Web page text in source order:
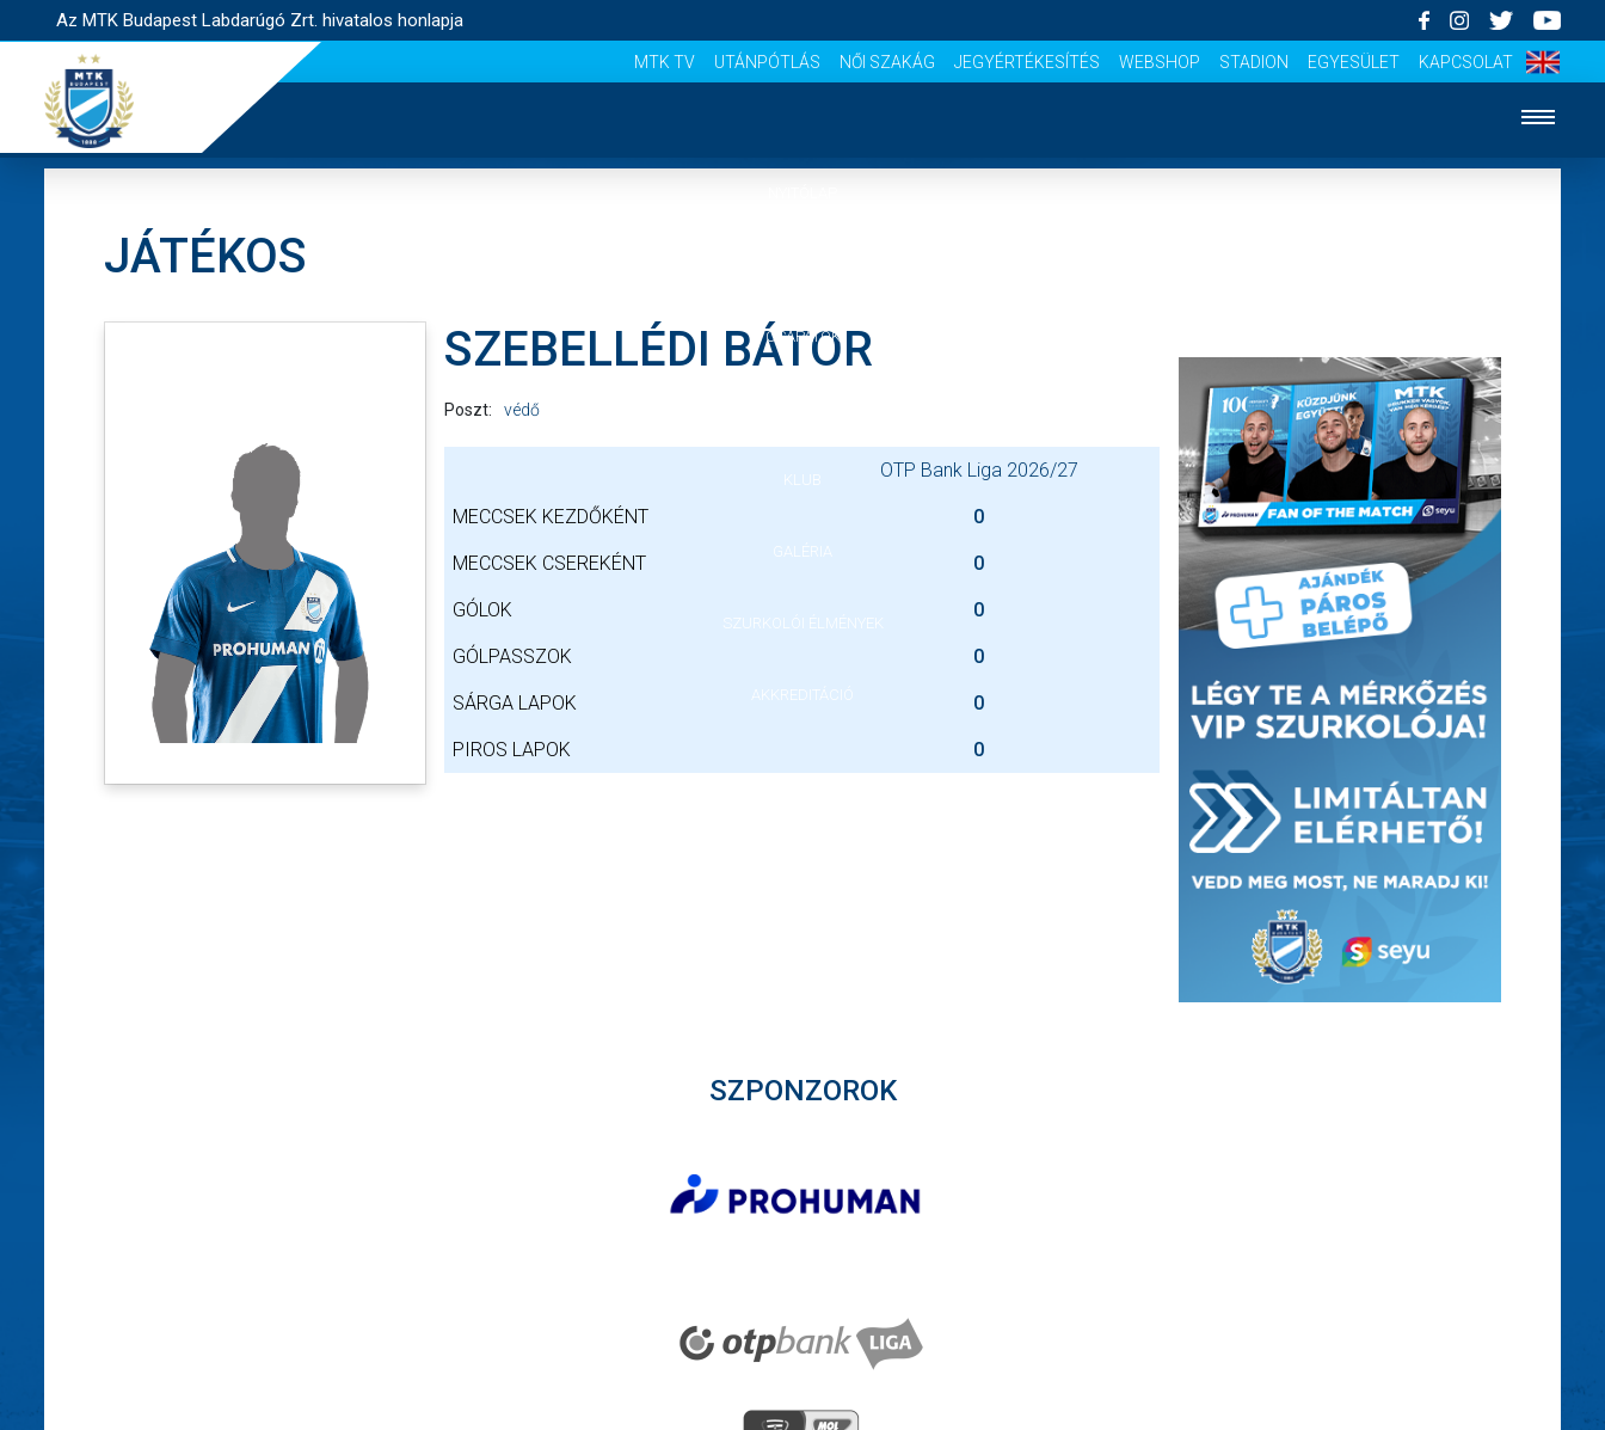
Az MTK Budapest Labdarúgó Zrt. hivatalos honlapja
MTK TV UTÁNPÓTLÁS NŐI SZAKÁG JEGYÉRTÉKESÍTÉS WEBSHOP STADION EGYESÜLET KAPCSOLAT
CSAPATOK
KLUB
GALÉRIA
SZURKOLÓI ÉLMÉNYEK
AKKREDITÁCIÓ
JÁTÉKOS
SZEBELLÉDI BÁTOR
Poszt: védő
OTP Bank Liga 2026/27
MECCSEK KEZDŐKÉNT 0
MECCSEK CSEREKÉNT 0
GÓLOK 0
GÓLPASSZOK 0
SÁRGA LAPOK 0
PIROS LAPOK 0
SZPONZOROK